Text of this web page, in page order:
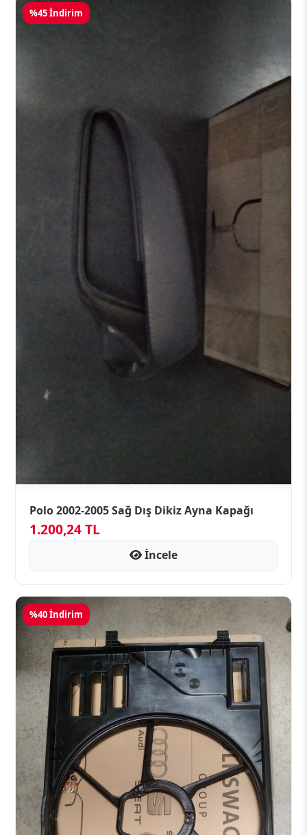
%45 İndirim
Polo 2002-2005 Sağ Dış Dikiz Ayna Kapağı
1.200,24 TL
İncele
%40 İndirim